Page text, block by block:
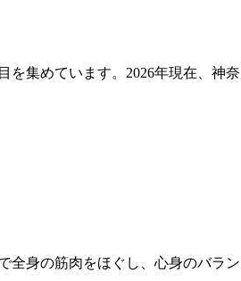
集めています。2026年現在、神
身の筋肉をほぐし、心身のバラ